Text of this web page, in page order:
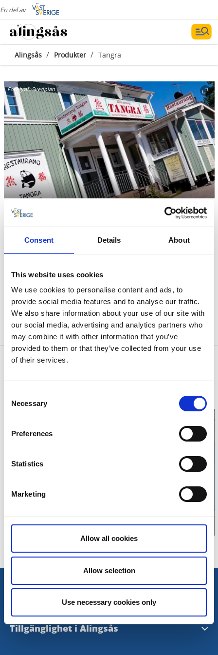
Consent Details About
This website uses cookies
We use cookies to personalise content and ads, to
provide social media features and to analyse our traffic.
We also share information about your use of our site with
our social media, advertising and analytics partners who
may combine it with other information that you’ve
provided to them or that they’ve collected from your use
of their services.
Selection
Necessary
Preferences
Statistics
Marketing
Allow all cookies
Allow selection
Use necessary cookies only
En del av
Alingsås / Produkter / Tangra
Fotograf:Svedplan
Restaurang Tangra
Sollebrunn
Kinamat och svensk husmanskost
Restaurang Tangra ligger centralt i det lilla
samhället Sollebrunn i Alingsås norra
kommundel. Här äter man kinesiskt eller svensk
husmanskost.
Kontaktinformation
Telefon:0322 830 22
Öppettider och kontakt
Tillgänglighet i Alingsås